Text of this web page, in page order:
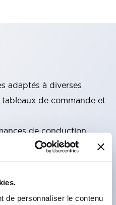
de personnaliser le contenu
adaptés à diverses
de commande et
de conduction
élevé grâce à
à haute conductivité